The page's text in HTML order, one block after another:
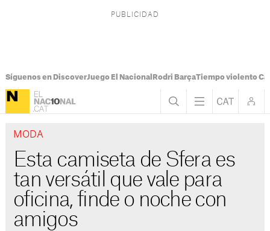
Síguenos en DiscoverJuego El Nacional Rodri BarçaTiempo violento
MODA
Esta camiseta de Sfera es
tan versátil que vale para
oficina, finde o noche con
amigos